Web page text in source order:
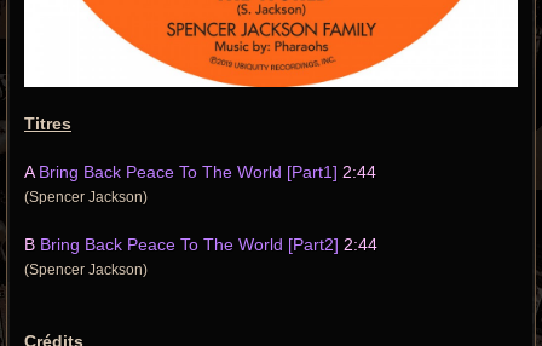
Titres
A Bring Back Peace To The World [Part1] 2:44
(Spencer Jackson)
B Bring Back Peace To The World [Part2] 2:44
(Spencer Jackson)
Crédits